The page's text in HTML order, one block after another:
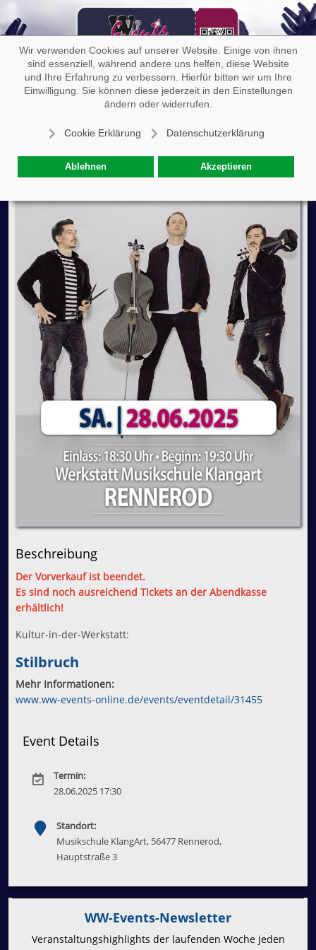
Wir verwenden Cookies auf unserer Website. Einige von ihnen
sind essenziell, während andere uns helfen, diese Website
und Ihre Erfahrung zu verbessern. Hierfür bitten wir um Ihre
Einwilligung. Sie können diese jederzeit in den Einstellungen
ändern oder widerrufen.
Cookie Erklärung Datenschutzerklärung
Ablehnen Akzeptieren
Off-
Beschreibung
Der Vorverkauf ist beendet.
Es sind noch ausreichend Tickets an der Abendkasse
erhältlich!
Kultur-in-der-Werkstatt:
Stilbruch
Mehr Informationen:
www.ww-events-online.de/events/eventdetail/31455
Event Details
Termin:
28.06.2025 17:30
Standort:
Musikschule KlangArt, 56477 Rennerod,
Hauptstraße 3
WW-Events-Newsletter
Veranstaltungshighlights der laufenden Woche jeden